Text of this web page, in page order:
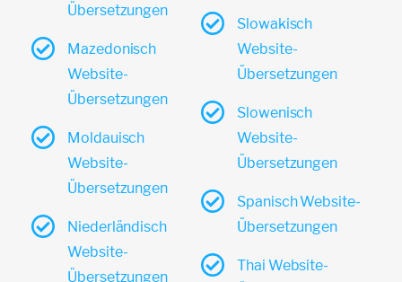
Übersetzungen
Mazedonisch
Website-
Übersetzungen
Moldauisch
Website-
Übersetzungen
Niederländisch
Website-
Übersetzungen
Slowakisch
Website-
Übersetzungen
Slowenisch
Website-
Übersetzungen
Spanisch Website-
Übersetzungen
Thai Website-